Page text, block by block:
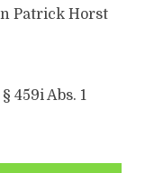
Patrick Horst
459i Abs. 1